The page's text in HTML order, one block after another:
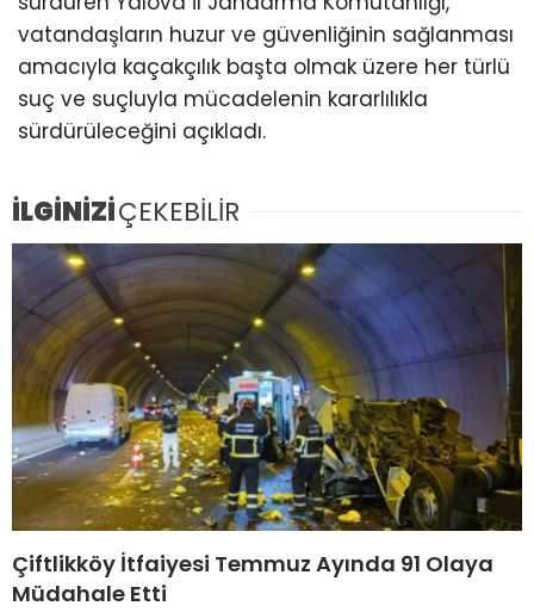
vatandaşların huzur ve güvenliğinin sağlanması
amacıyla kaçakçılık başta olmak üzere her türlü
suç ve suçluyla mücadelenin kararlılıkla
sürdürüleceğini açıkladı.
İLGİNİZİÇEKEBİLİR
Çiftlikköy İtfaiyesi Temmuz Ayında 91 Olaya
Müdahale Etti